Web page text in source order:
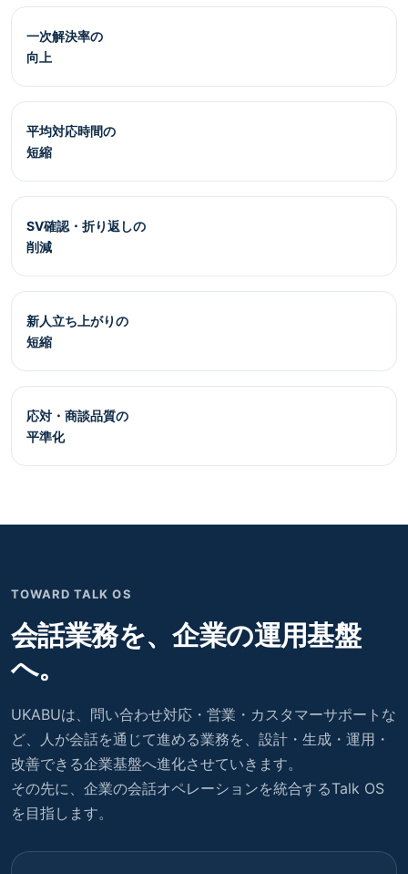
一次解決率の
向上
平均対応時間の
短縮
SV確認・折り返しの
削減
新人立ち上がりの
短縮
応対・商談品質の
平準化
TOWARD TALK OS
会話業務を、企業の運用基盤
へ。
UKABUは、問い合わせ対応・営業・カスタマーサポートな
ど、人が会話を通じて進める業務を、設計・生成・運用・
改善できる企業基盤へ進化させていきます。
その先に、企業の会話オペレーションを統合するTalk OS
を目指します。